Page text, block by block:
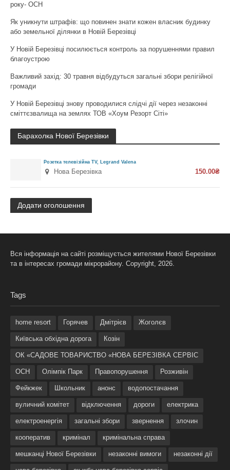
року- ОСН
Як уникнути штрафів: що повинен знати кожен власник будинку
або земельної ділянки в Новій Березівці
У Новій Березівці посилюється контроль за порушеннями правил
благоустрою
Важливий захід: 30 травня відбудуться загальні збори релігійної
громади
У Новій Березівці знову проводилися слідчі дії через незаконні
сміттєзвалища на землях ТОВ «Хоум Резорт Сіті»
Барахолка Нової Березівки
Розетка телевізійна TV, Legrand Valena
Нова Березівка 150.00₴
Додати оголошення
Вся інформація на сайті розміщується жителями Нової Березівки
та в інтересах громади мікрорайону. Copyright, 2026.
Tags
home resort Горячев Дмітрієв Жоголєв
Київська обхідна дорога Козін
ОК «САДОВЕ ТОВАРИСТВО «НОВА БЕРЕЗІВКА СЕРВІС
ОСН Олімпік Парк Правопорушення Розживін
Фейкжек Школьник анонс водопостачання
вуличний комітет відключення дороги електрика
електроенергія загальні збори звернення злочин
кооператив кримінал кримінальна справа
мешканці Нової Березівки незаконні вимоги незаконні дії